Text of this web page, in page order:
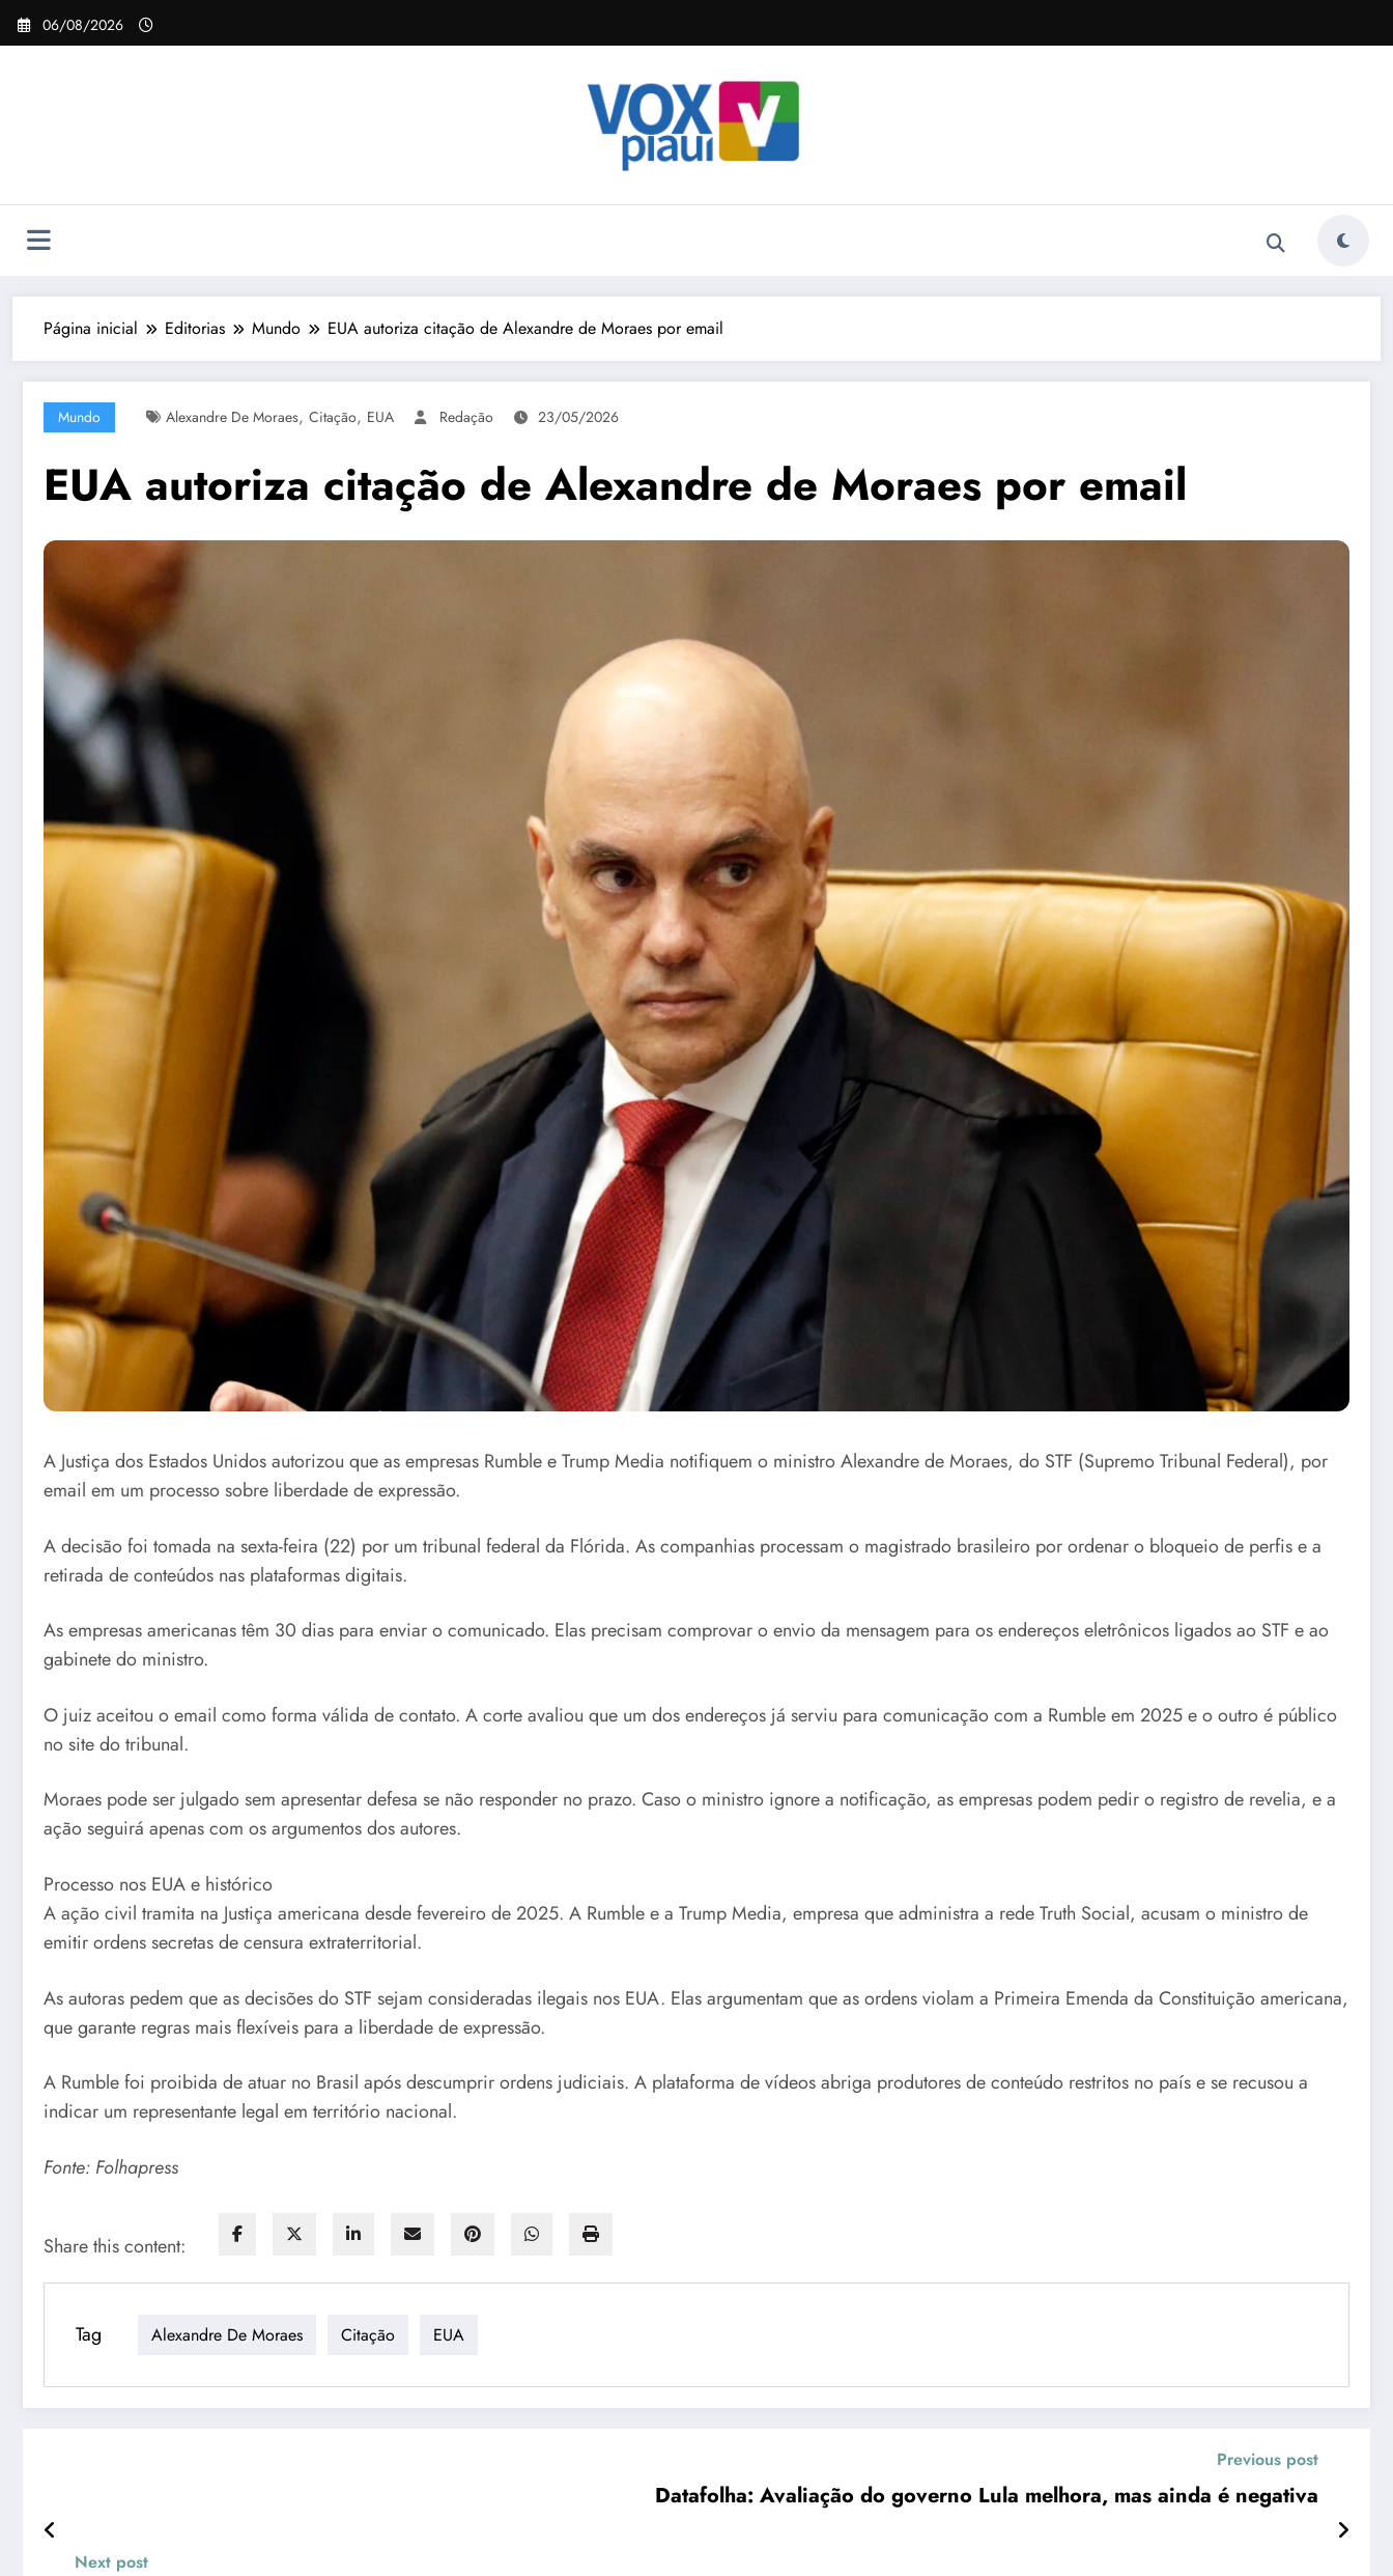
Pular
para
06/08/2026
Página inicial Editorias Mundo EUA autoriza citação de Alexandre de Moraes por email
Mundo Alexandre De Moraes, Citação, EUA Redação 23/05/2026
EUA autoriza citação de Alexandre de Moraes por email
A Justiça dos Estados Unidos autorizou que as empresas Rumble e Trump Media notifiquem o ministro Alexandre de Moraes, do STF (Supremo Tribunal Federal), por
email em um processo sobre liberdade de expressão.
A decisão foi tomada na sexta-feira (22) por um tribunal federal da Flórida. As companhias processam o magistrado brasileiro por ordenar o bloqueio de perfis e a
retirada de conteúdos nas plataformas digitais.
As empresas americanas têm 30 dias para enviar o comunicado. Elas precisam comprovar o envio da mensagem para os endereços eletrônicos ligados ao STF e ao
gabinete do ministro.
O juiz aceitou o email como forma válida de contato. A corte avaliou que um dos endereços já serviu para comunicação com a Rumble em 2025 e o outro é público
no site do tribunal.
Moraes pode ser julgado sem apresentar defesa se não responder no prazo. Caso o ministro ignore a notificação, as empresas podem pedir o registro de revelia, e a
ação seguirá apenas com os argumentos dos autores.
Processo nos EUA e histórico
A ação civil tramita na Justiça americana desde fevereiro de 2025. A Rumble e a Trump Media, empresa que administra a rede Truth Social, acusam o ministro de
emitir ordens secretas de censura extraterritorial.
As autoras pedem que as decisões do STF sejam consideradas ilegais nos EUA. Elas argumentam que as ordens violam a Primeira Emenda da Constituição americana,
que garante regras mais flexíveis para a liberdade de expressão.
A Rumble foi proibida de atuar no Brasil após descumprir ordens judiciais. A plataforma de vídeos abriga produtores de conteúdo restritos no país e se recusou a
indicar um representante legal em território nacional.
Fonte: Folhapress
Share this content:
Tag Alexandre De Moraes Citação EUA
Previous post
Datafolha: Avaliação do governo Lula melhora, mas ainda é negativa
Next post